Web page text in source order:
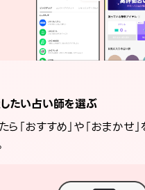
たい占い師を選ぶ
ら「おすすめ」や「おまかせ